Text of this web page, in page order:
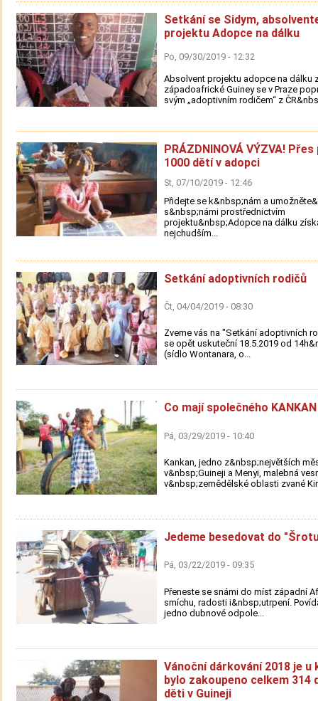
Setkání se Sidym,
projektu Adopce na dálku
Po, 09/30/2019 - 12:32
Absolvent projektu adopce na dálku
západoafrické Guiney se v Praze
svým „adoptivním rodičem“ z
PRÁZDNINOVÁ VÝZVA!
1000 dětí v adopci
St, 07/10/2019 - 12:46
Přidejte se k&nbsp;nám a
s&nbsp;námi prostřednictvím
projektu&nbsp;Adopce na dálku
nejchudším...
Setkání adoptivních rodičů
Čt, 04/04/2019 - 08:30
Zveme vás na "Setkání adoptivních
se opět uskuteční 18.5.2019 od
(sídlo Wontanara, o...
Co mají společného KANKAN
Pá, 03/29/2019 - 10:40
Kankan, jedno z&nbsp;největších
v&nbsp;Guineji a Menyi, malebná
v&nbsp;zemědělské oblasti zvané
Jedeme besedovat do
Pá, 03/22/2019 - 09:35
Přeneste se snámi do míst západní
smíchu, radosti i&nbsp;utrpení.
jedno dubnové odpole...
Vánoční dárkování 2018 je u
bylo zakoupeno celkem 314
děti v Guineji